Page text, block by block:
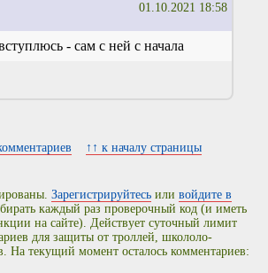
01.10.2021 18:58
- сам с ней с начала
↑↑ к началу страницы
Зарегистрируйтесь иливойдите в
каждый раз проверочный код (и иметь
на сайте). Действует суточный лимит
для защиты от троллей, школоло-
На текущий момент осталось комментариев: